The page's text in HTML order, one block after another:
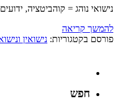
נישואי נוהג = קוהביטציה,
להמשך קריאה
פורסם בקטגוריות: נישואין
חפש